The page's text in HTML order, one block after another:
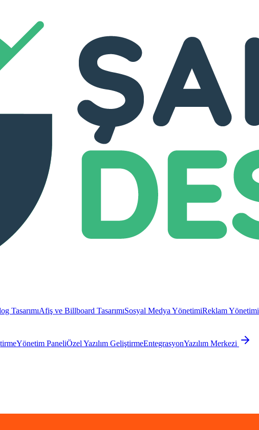
TasarımıAfiş ve Billboard TasarımıSosyal Medya YönetimiReklam Yönetimi
Yönetim PaneliÖzel Yazılım GeliştirmeEntegrasyonYazılım Merkezi